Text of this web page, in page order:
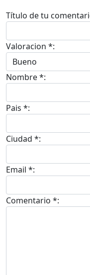
Título de tu
Valoracion *:
Nombre *:
Pais *:
Ciudad *:
Email *:
Comentario *: